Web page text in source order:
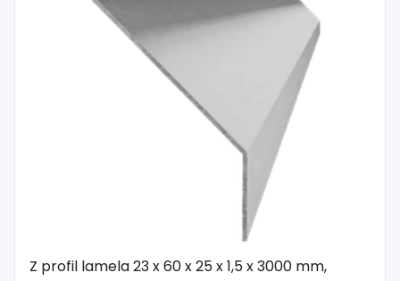
Z profil lamela 23 x 60 x 25 x 1,5 x 3000 mm,